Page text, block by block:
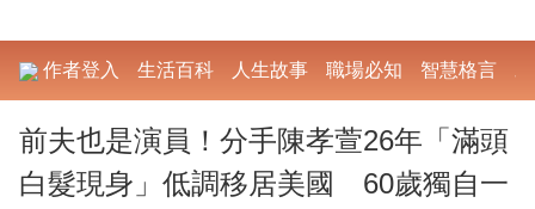
作者登入 生活百科 人生故事 職場必知 智慧格言
前夫也是演員！分手陳孝萱26年「滿頭
白髮現身」低調移居美國 60歲獨自一